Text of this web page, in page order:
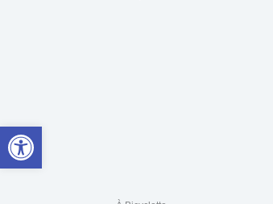
Ouvrir la barre d’outils